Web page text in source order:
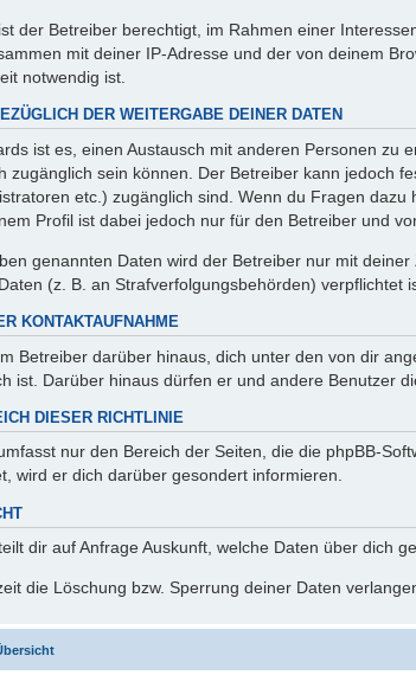
der Betreiber berechtigt, im Rahmen einer
mit deiner IP-Adresse und der von deinem
notwendig ist.
DER WEITERGABE DEINER DATEN
ist es, einen Austausch mit anderen Personen zu
zugänglich sein können. Der Betreiber kann jedoch
etc.) zugänglich sind. Wenn du Fragen
Profil ist dabei jedoch nur für den Betreiber und
genannten Daten wird der Betreiber nur mit
(z. B. an Strafverfolgungsbehörden) verpflichtet
KONTAKTAUFNAHME
Betreiber darüber hinaus, dich unter den von dir
ist. Darüber hinaus dürfen er und andere Benutzer
DIESER RICHTLINIE
nur den Bereich der Seiten, die die phpBB-
wird er dich darüber gesondert informieren.
dir auf Anfrage Auskunft, welche Daten über dich
die Löschung bzw. Sperrung deiner Daten